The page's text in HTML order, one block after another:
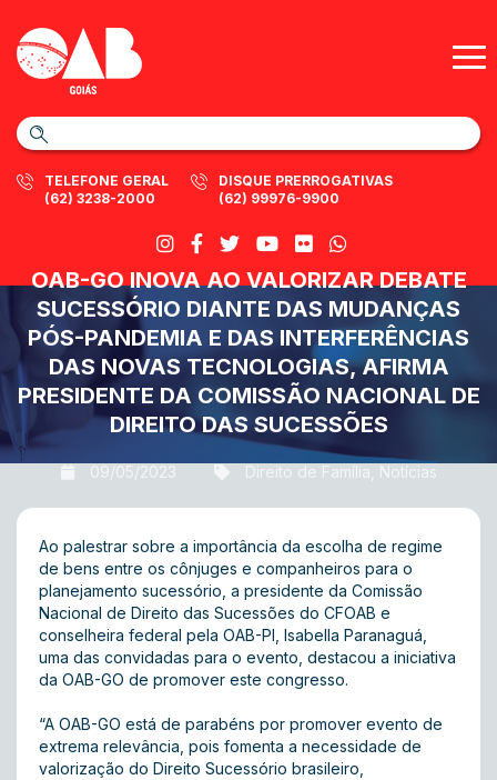
TELEFONE GERAL
(62) 3238-2000
DISQUE PRERROGATIVAS
(62) 99976-9900
OAB-GO INOVA AO VALORIZAR DEBATE
SUCESSÓRIO DIANTE DAS MUDANÇAS
PÓS-PANDEMIA E DAS INTERFERÊNCIAS
DAS NOVAS TECNOLOGIAS, AFIRMA
PRESIDENTE DA COMISSÃO NACIONAL DE
DIREITO DAS SUCESSÕES
09/05/2023 Direito de Família Notícias
Ao palestrar sobre a importância da escolha de regime
de bens entre os cônjuges e companheiros para o
planejamento sucessório, a presidente da Comissão
Nacional de Direito das Sucessões do CFOAB e
conselheira federal pela OAB-PI, Isabella Paranaguá,
uma das convidadas para o evento, destacou a iniciativa
da OAB-GO de promover este congresso.
“A OAB-GO está de parabéns por promover evento de
extrema relevância, pois fomenta a necessidade de
valorização do Direito Sucessório brasileiro,